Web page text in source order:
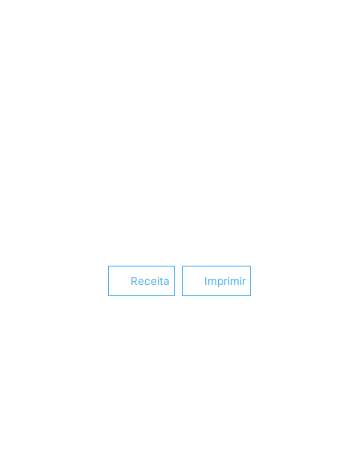
Receita Imprimir